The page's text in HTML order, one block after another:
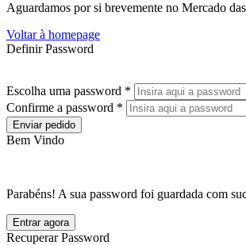
Aguardamos por si brevemente no Mercado
Voltar à homepage
Definir Password
Escolha uma password *
Confirme a password *
Enviar pedido
Bem Vindo
Parabéns! A sua password foi guardada com
Entrar agora
Recuperar Password